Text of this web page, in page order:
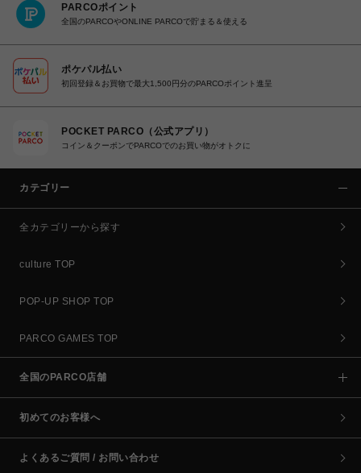
PARCOポイント
全国のPARCOやONLINE PARCOで貯まる＆使える
ポケパル払い
初回登録＆お買物で最大1,500円分のPARCOポイント進呈
POCKET PARCO（公式アプリ）
コイン＆クーポンでPARCOでのお買い物がオトクに
カテゴリー
全カテゴリーから探す
culture TOP
POP-UP SHOP TOP
PARCO GAMES TOP
全国のPARCO店舗
初めてのお客様へ
よくあるご質問 / お問い合わせ